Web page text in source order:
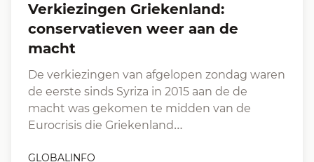
Verkiezingen Griekenland:
conservatieven weer aan de
macht
De verkiezingen van afgelopen zondag waren
de eerste sinds Syriza in 2015 aan de de
macht was gekomen te midden van de
Eurocrisis die Griekenland…
GLOBALINFO